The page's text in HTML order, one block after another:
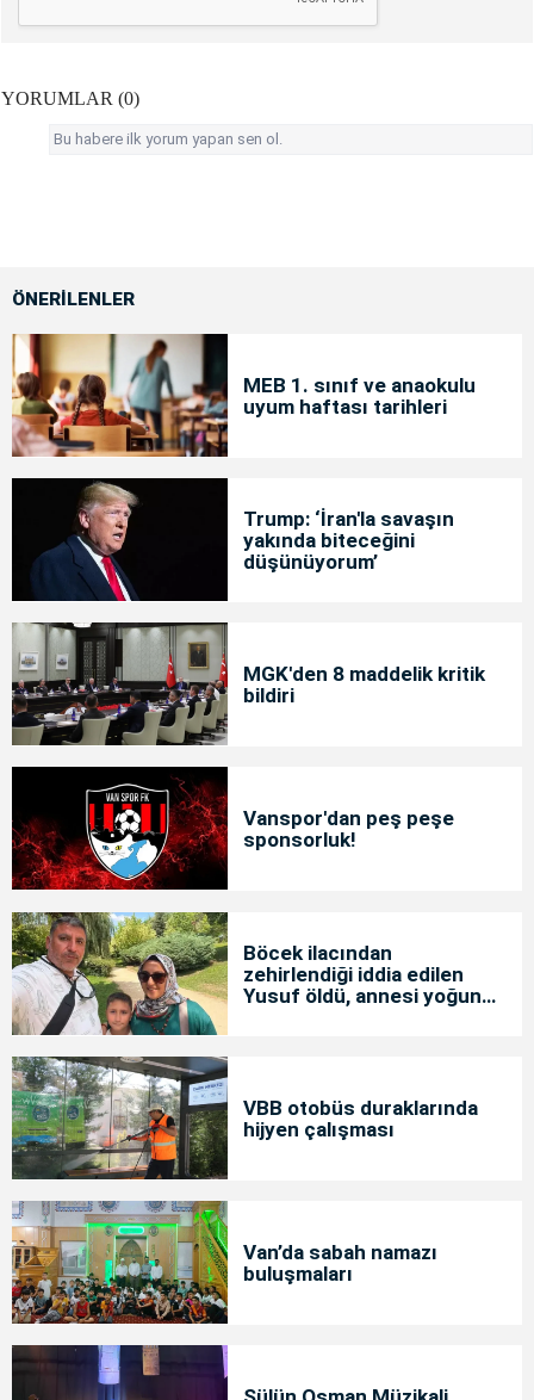
YORUMLAR (0)
Bu habere ilk yorum yapan sen ol.
ÖNERİLENLER
MEB 1. sınıf ve anaokulu
uyum haftası tarihleri
Trump: ‘İran'la savaşın
yakında biteceğini
düşünüyorum’
MGK'den 8 maddelik kritik
bildiri
Vanspor'dan peş peşe
sponsorluk!
Böcek ilacından
zehirlendiği iddia edilen
Yusuf öldü, annesi yoğun
VBB otobüs duraklarında
hijyen çalışması
Van’da sabah namazı
buluşmaları